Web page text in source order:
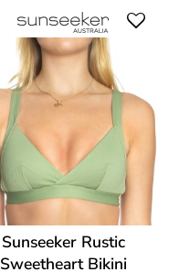
Sunseeker Rustic
Sweetheart Bikini